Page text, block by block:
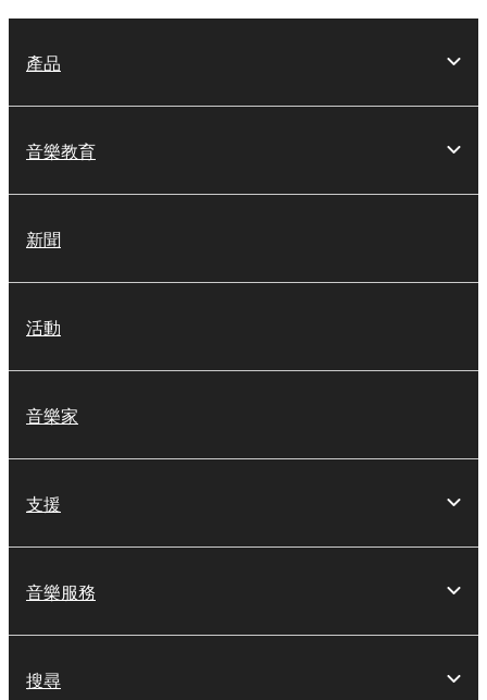
產品
音樂教育
新聞
活動
音樂家
支援
音樂服務
搜尋